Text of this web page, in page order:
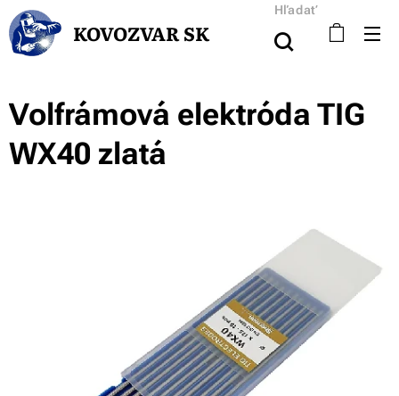
KOVOZVAR SK
Hľadať
Volfrámová elektróda TIG
WX40 zlatá